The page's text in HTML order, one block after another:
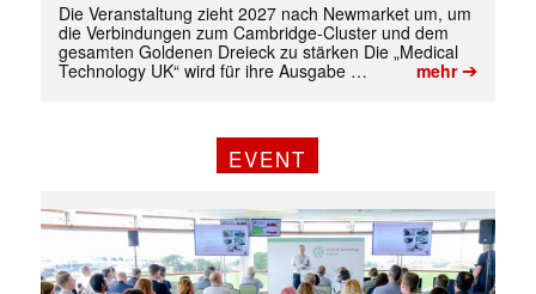
Die Veranstaltung zieht 2027 nach Newmarket um, um
die Verbindungen zum Cambridge-Cluster und dem
gesamten Goldenen Dreieck zu stärken Die „Medical
Technology UK“ wird für ihre Ausgabe …
mehr➔
EVENT